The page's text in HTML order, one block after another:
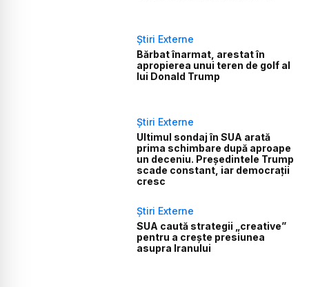
Știri Externe
Bărbat înarmat, arestat în
apropierea unui teren de golf al
lui Donald Trump
Știri Externe
Ultimul sondaj în SUA arată
prima schimbare după aproape
un deceniu. Președintele Trump
scade constant, iar democrații
cresc
Știri Externe
SUA caută strategii „creative”
pentru a crește presiunea
asupra Iranului